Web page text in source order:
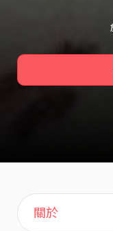
主頁
歌單
喜歡
關於